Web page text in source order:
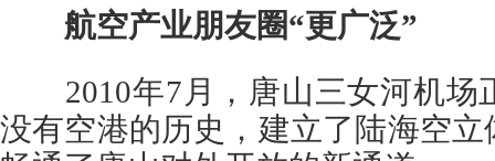
航空产业朋友圈“更广泛”
2010年7月，唐山三女河机场
没有空港的历史，建立了陆海空